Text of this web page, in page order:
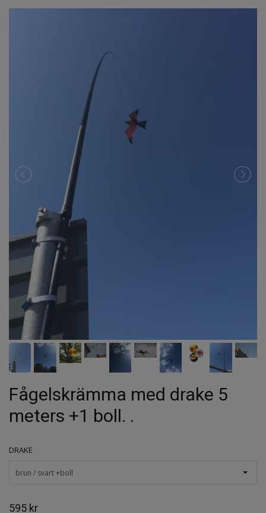
Fågelskrämma med drake 5
meters +1 boll. .
DRAKE
brun / svart +boll
595 kr